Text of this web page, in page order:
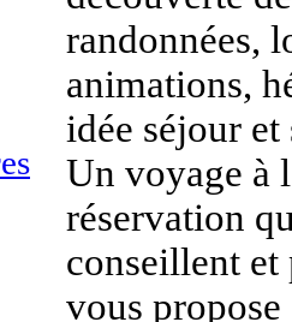
randonnées,
animations,
idée séjour et
Un voyage à
réservation
conseillent et
vous